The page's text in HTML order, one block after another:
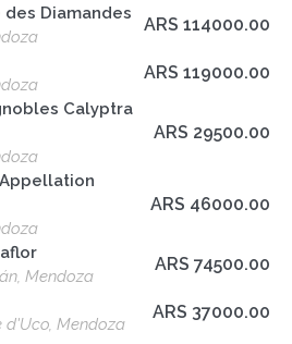
des Diamandes
ARS 114000.00
ARS 119000.00
Calyptra
ARS 29500.00
ARS 46000.00
Mendoza
ARS 74500.00
d'Uco, Mendoza
ARS 37000.00